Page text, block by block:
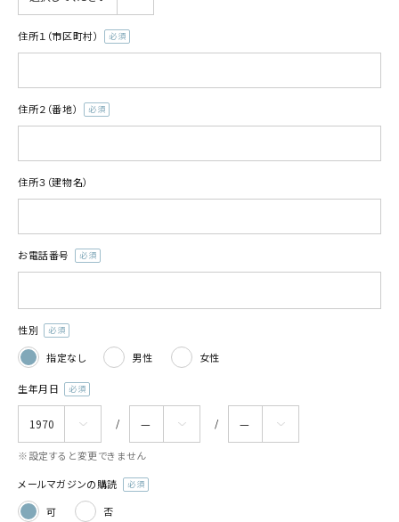
住所１（市区町村）
(必
住所２（番地）
(必
住所３（建物名）
お電話番号
(必
性別
須)
指定なし 男性 女性
生年月日
(必
※設定すると変更できません
メールマガジンの購読
可
否